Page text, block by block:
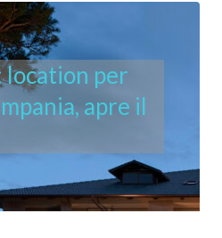
location per
apre il